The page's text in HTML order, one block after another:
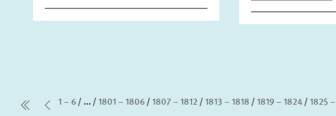
erste Seite
Vorherige Seite
1 – 6 ... 1801 – 1806 1807 – 1812 1813 – 1818 1819 – 1824 1825